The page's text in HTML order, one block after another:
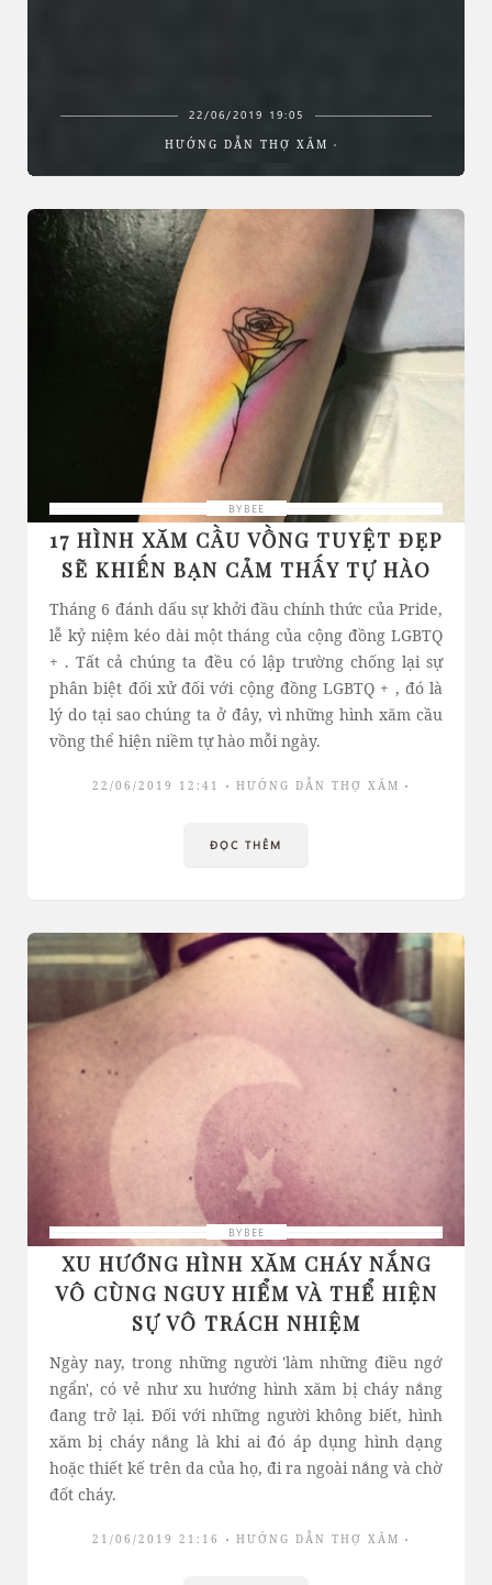
22/06/2019 19:05
HƯỚNG DẪN THỢ XĂM
BYBEE
17 HÌNH XĂM CẦU VỒNG TUYỆT ĐẸP
SẼ KHIẾN BẠN CẢM THẤY TỰ HÀO
Tháng 6 đánh dấu sự khởi đầu chính thức của Pride,
lễ kỷ niệm kéo dài một tháng của cộng đồng LGBTQ
+ . Tất cả chúng ta đều có lập trường chống lại sự
phân biệt đối xử đối với cộng đồng LGBTQ + , đó là
lý do tại sao chúng ta ở đây, vì những hình xăm cầu
vồng thể hiện niềm tự hào mỗi ngày.
22/06/2019 12:41 HƯỚNG DẪN THỢ XĂM
ĐỌC THÊM
BYBEE
XU HƯỚNG HÌNH XĂM CHÁY NẮNG
VÔ CÙNG NGUY HIỂM VÀ THỂ HIỆN
SỰ VÔ TRÁCH NHIỆM
Ngày nay, trong những người 'làm những điều ngớ
ngẩn', có vẻ như xu hướng hình xăm bị cháy nắng
đang trở lại. Đối với những người không biết, hình
xăm bị cháy nắng là khi ai đó áp dụng hình dạng
hoặc thiết kế trên da của họ, đi ra ngoài nắng và chờ
đốt cháy.
21/06/2019 21:16 HƯỚNG DẪN THỢ XĂM